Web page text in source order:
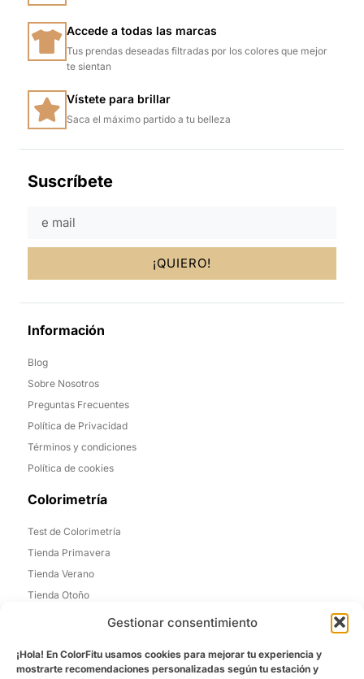
Gestionar consentimiento
¡Hola! En ColorFitu usamos cookies para mejorar tu experiencia y
mostrarte recomendaciones personalizadas según tu estación y
Accede a todas las marcas
Tus prendas deseadas filtradas por los colores que mejor
te sientan
Vístete para brillar
Saca el máximo partido a tu belleza
Suscríbete
¡QUIERO!
Información
Blog
Sobre Nosotros
Preguntas Frecuentes
Política de Privacidad
Términos y condiciones
Política de cookies
Colorimetría
Test de Colorimetría
Tienda Primavera
Tienda Verano
Tienda Otoño
Informacion de Contacto